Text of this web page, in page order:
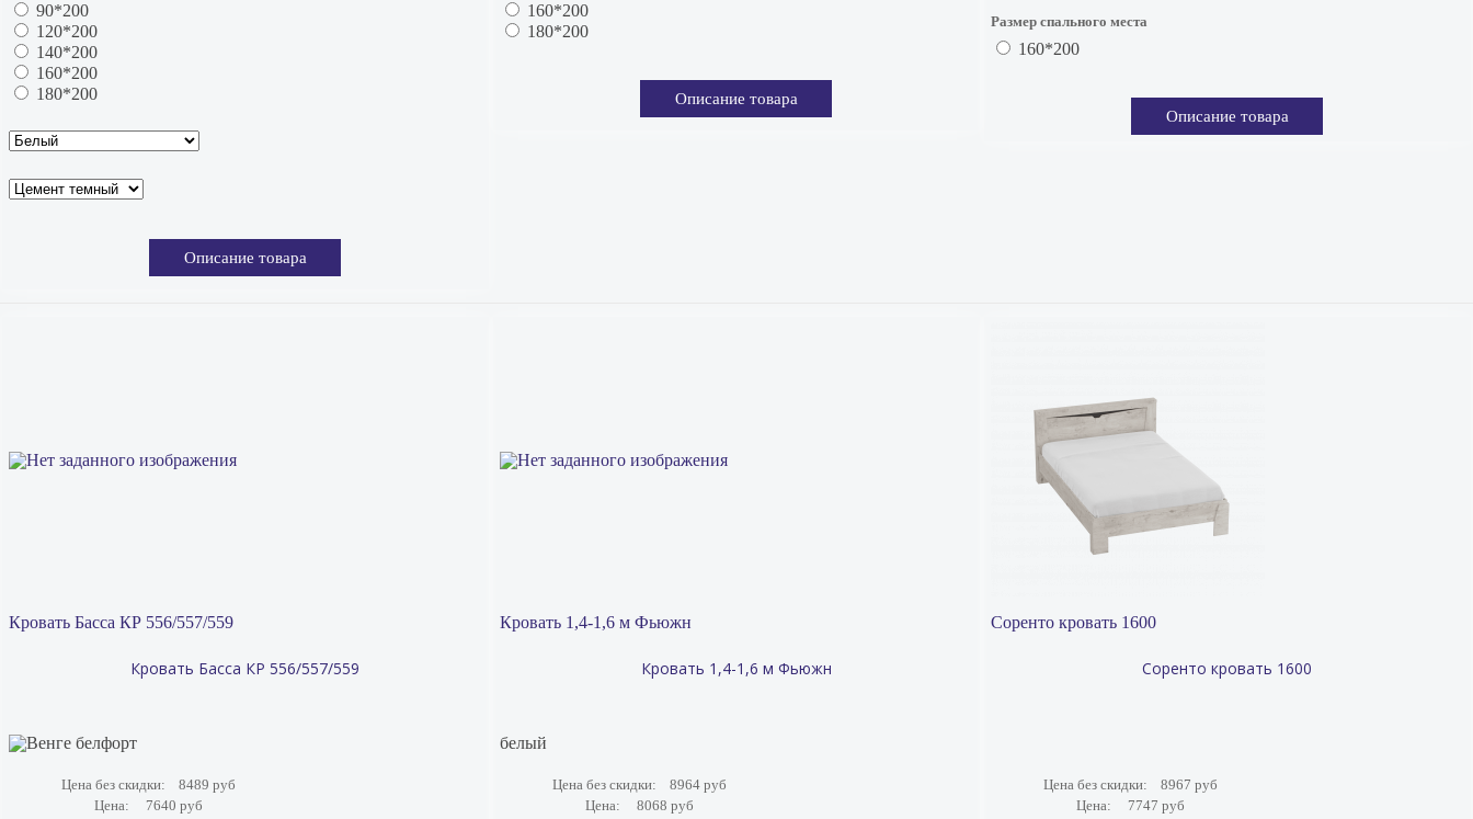
90*200
120*200
140*200
160*200
180*200
Описание товара
160*200
180*200
Описание товара
Размер спального места
160*200
Описание товара
Кровать Басса КР 556/557/559
Кровать Басса КР 556/557/559
Цена без скидки:
8489 руб
Цена:
7640 руб
Кровать 1,4-1,6 м Фьюжн
Кровать 1,4-1,6 м Фьюжн
белый
Цена без скидки:
8964 руб
Цена:
8068 руб
Соренто кровать 1600
Соренто кровать 1600
Цена без скидки:
8967 руб
Цена:
7747 руб